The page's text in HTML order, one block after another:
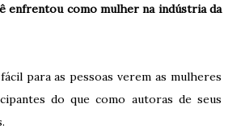
enfrentou como mulher na indústria da
para as pessoas verem as mulheres
do que como autoras de seus